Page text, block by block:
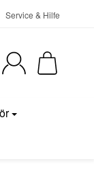
Service & Hilfe